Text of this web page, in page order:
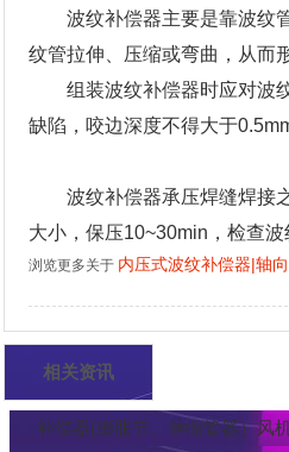
波纹补偿器主要是靠波纹管
纹管拉伸、压缩或弯曲，从而
组装波纹补偿器时应对波纹
缺陷，咬边深度不得大于0.5mm
波纹补偿器承压焊缝焊接之
大小，保压10~30min，检查
浏览更多关于 内压式波纹补偿器|轴
相关资讯
补偿器(膨胀节、伸缩管器）风